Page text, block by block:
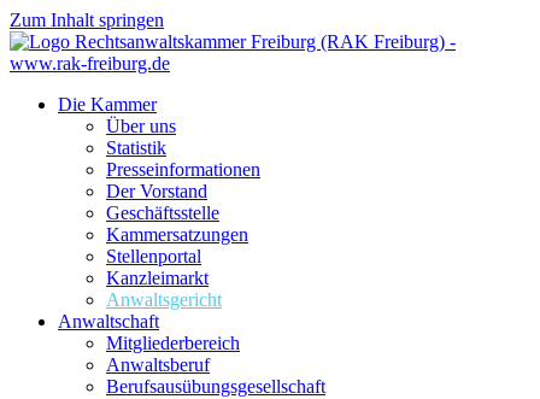
Zum Inhalt springen
Die Kammer
Über uns
Statistik
Presseinformationen
Der Vorstand
Geschäftsstelle
Kammersatzungen
Stellenportal
Kanzleimarkt
Anwaltsgericht
Anwaltschaft
Mitgliederbereich
Anwaltsberuf
Berufsausübungs­gesellschaft